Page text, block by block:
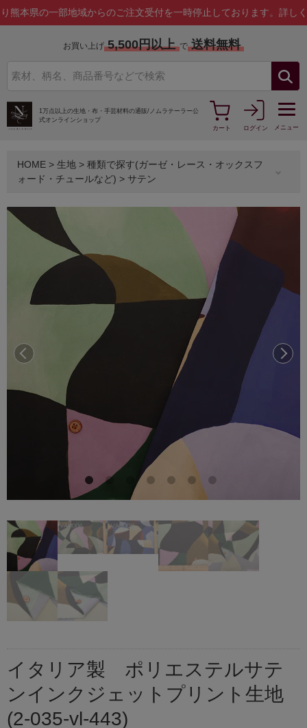
一部地域からのご注文受付を一時停止しております。詳しくはこちら
お買い上げ 5,500円以上 で 送料無料
1万点以上の生地・布・手芸材料の通販/ ノムラテーラー公
式オンラインショップ
カート
ログイン メニュー
HOME > 生地 > 種類で探す(ガーゼ・レース・オックスフ
ォード・チュールなど) > サテン
前へ 次へ
イタリア製 ポリエステルサテ
ンインクジェットプリント生地
(2-035-vl-443)